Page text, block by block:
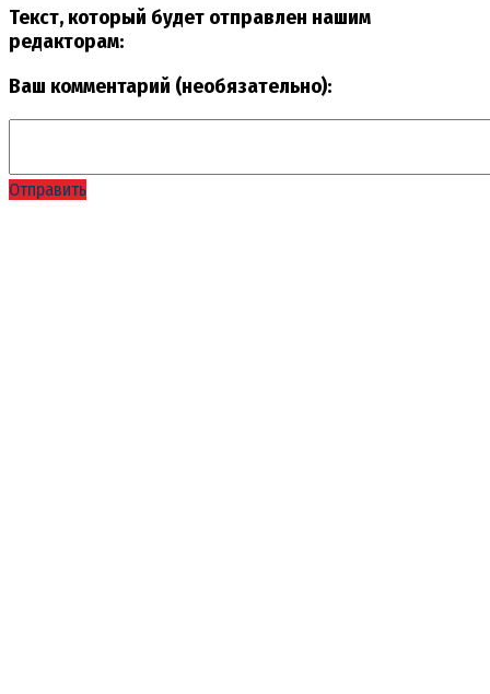
Текст, который будет отправлен нашим
редакторам:
Ваш комментарий (необязательно):
Отправить